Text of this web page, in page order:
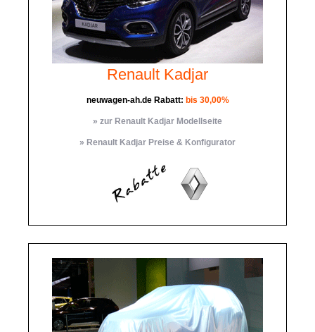
Renault Kadjar
neuwagen-ah.de Rabatt: bis 30,00%
» zur Renault Kadjar Modellseite
» Renault Kadjar Preise & Konfigurator